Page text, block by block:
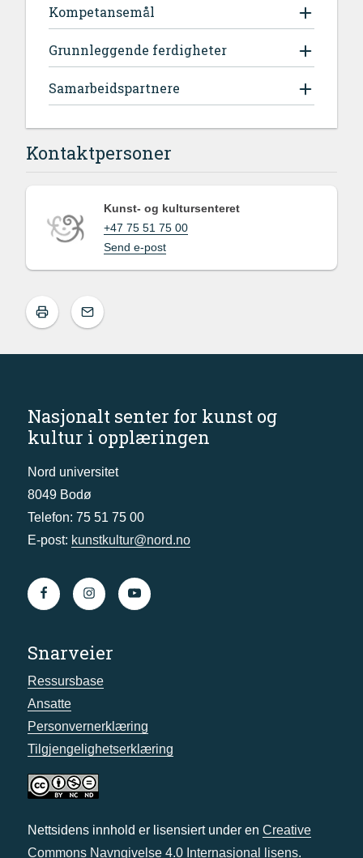
Kompetansemål
Grunnleggende ferdigheter
Samarbeidspartnere
Kontaktpersoner
Kunst- og kultursenteret
+47 75 51 75 00
Send e-post
Nasjonalt senter for kunst og
kultur i opplæringen
Nord universitet
8049 Bodø
Telefon: 75 51 75 00
E-post: kunstkultur@nord.no
Snarveier
Ressursbase
Ansatte
Personvernerklæring
Tilgjengelighetserklæring
Nettsidens innhold er lisensiert under en Creative
Commons Navngivelse 4.0 Internasjonal lisens.